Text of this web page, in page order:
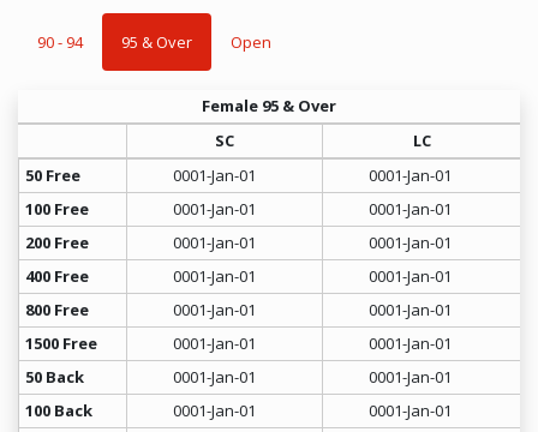
90 - 94 95 & Over Open
Female 95 & Over
SC
LC
50 Free
0001-Jan-01
0001-Jan-01
100 Free
0001-Jan-01
0001-Jan-01
200 Free
0001-Jan-01
0001-Jan-01
400 Free
0001-Jan-01
0001-Jan-01
800 Free
0001-Jan-01
0001-Jan-01
1500 Free
0001-Jan-01
0001-Jan-01
50 Back
0001-Jan-01
0001-Jan-01
100 Back
0001-Jan-01
0001-Jan-01